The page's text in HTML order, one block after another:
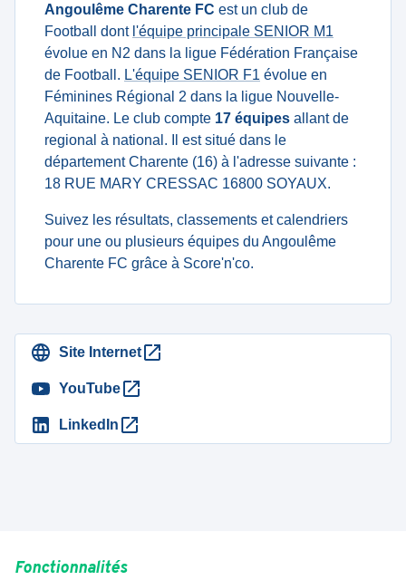
Angoulême Charente FC est un club de
Football dont l'équipe principale SENIOR M1
évolue en N2 dans la ligue Fédération Française
de Football. L'équipe SENIOR F1 évolue en
Féminines Régional 2 dans la ligue Nouvelle-
Aquitaine. Le club compte 17 équipes allant de
regional à national. Il est situé dans le
département Charente (16) à l'adresse suivante :
18 RUE MARY CRESSAC 16800 SOYAUX.
Suivez les résultats, classements et calendriers
pour une ou plusieurs équipes du Angoulême
Charente FC grâce à Score'n'co.
Site Internet
YouTube
LinkedIn
Fonctionnalités